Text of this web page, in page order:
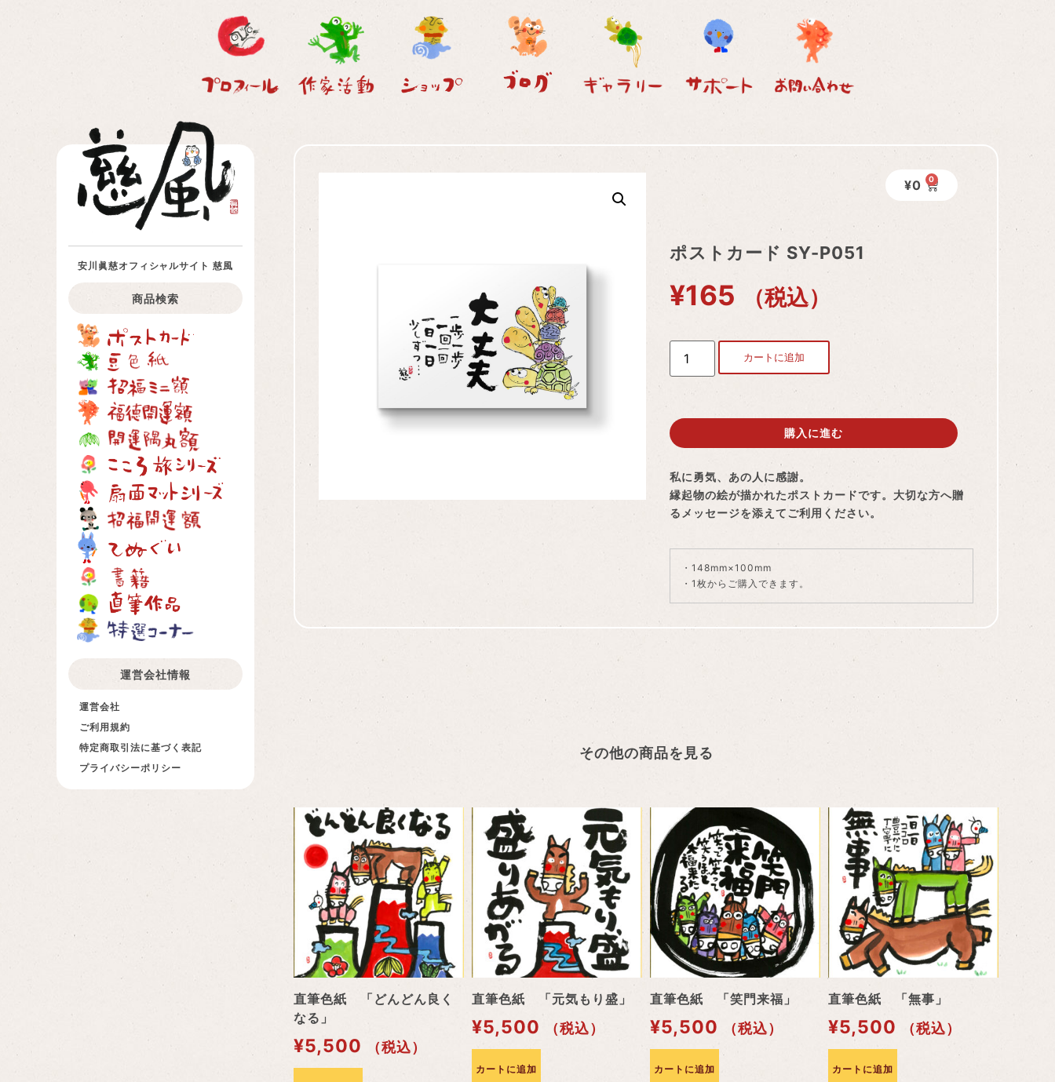
安川眞慈オフィシャルサイト 慈風
商品検索
運営会社情報
運営会社
ご利用規約
特定商取引法に基づく表記
プライバシーポリシー
¥0 0
ポストカード SY-P051
¥165 （税込）
カートに追加
購入に進む
私に勇気、あの人に感謝。
縁起物の絵が描かれたポストカードです。大切な方へ贈
るメッセージを添えてご利用ください。
・148mm×100mm
・1枚からご購入できます。
その他の商品を見る
直筆色紙 「どんどん良く
なる」
¥5,500 （税込）
直筆色紙 「元気もり盛」
¥5,500 （税込）
カートに追加
直筆色紙 「笑門来福」
¥5,500 （税込）
カートに追加
直筆色紙 「無事」
¥5,500 （税込）
カートに追加